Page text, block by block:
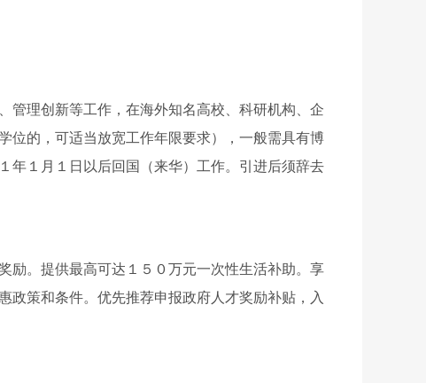
管理创新等工作，在海外知名高校、科研机构、企
位的，可适当放宽工作年限要求），一般需具有博
年１月１日以后回国（来华）工作。引进后须辞去
励。 提供最高可达１５０万元一次性生活补助。享
政策和条件。优先推荐申报政府人才奖励补贴，入